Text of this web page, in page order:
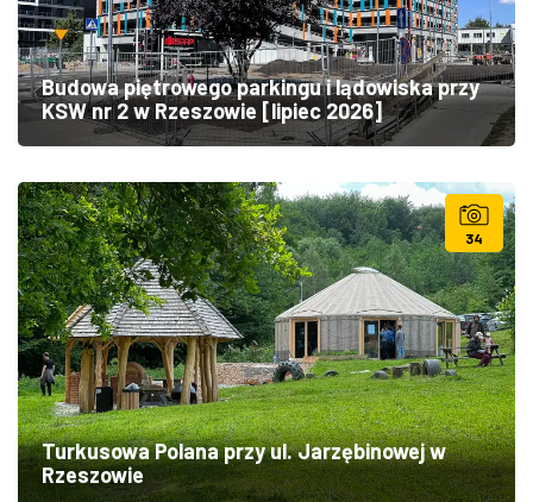
Budowa piętrowego parkingu i lądowiska przy
KSW nr 2 w Rzeszowie [lipiec 2026]
34
Turkusowa Polana przy ul. Jarzębinowej w
Rzeszowie